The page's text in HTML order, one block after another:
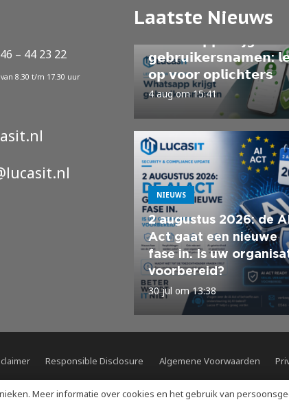
– 44 23 22
8.30 t/m 17.30 uur
Laatste Nieuws
NIEUWS
𝗴𝗲𝗯𝗿𝘂𝗶𝗸𝗲𝗿𝘀𝗻𝗮𝗺𝗲𝗻:
𝗼𝗽 𝘃𝗼𝗼𝗿 𝗼𝗽𝗹𝗶𝗰𝗵𝘁𝗲𝗿𝘀
4 aug om 15:41
NIEUWS
2 augustus 2026: de
Act gaat een nieuwe
fase in. Is uw
voorbereid?
30 jul om 13:38
Responsible Disclosure Algemene Voorwaarden
Meer informatie over cookies en het gebruik van